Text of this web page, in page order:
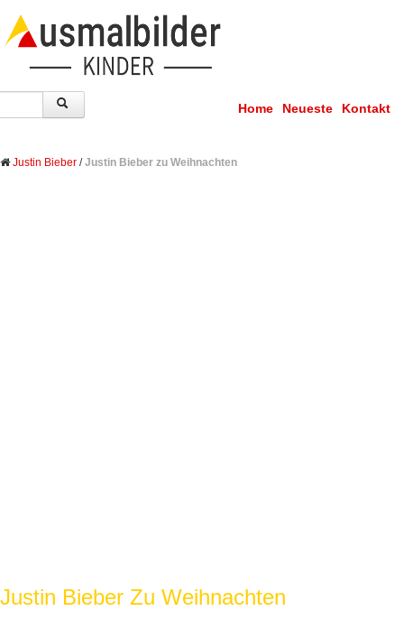
Home Neueste Kontakt
Justin Bieber /Justin Bieber zu Weihnachten
Justin Bieber Zu Weihnachten